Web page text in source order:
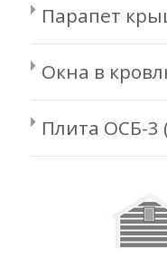
Парапет
Окна в
Плита ОСБ-3